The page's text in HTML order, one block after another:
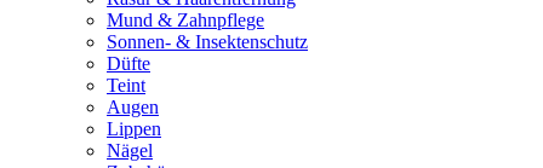
Mund & Zahnpflege
Sonnen- & Insektenschutz
Düfte
Teint
Augen
Lippen
Nägel